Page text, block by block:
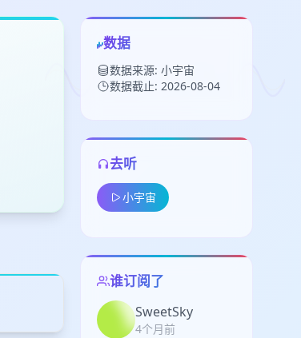
数据
数据来源: 小宇宙
数据截止: 2026-08-04
去听
小宇宙
谁订阅了
SweetSky
4个月前